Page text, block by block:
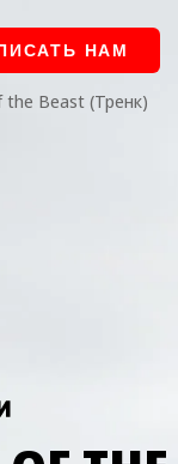
НАМ
Beast (Тренк)